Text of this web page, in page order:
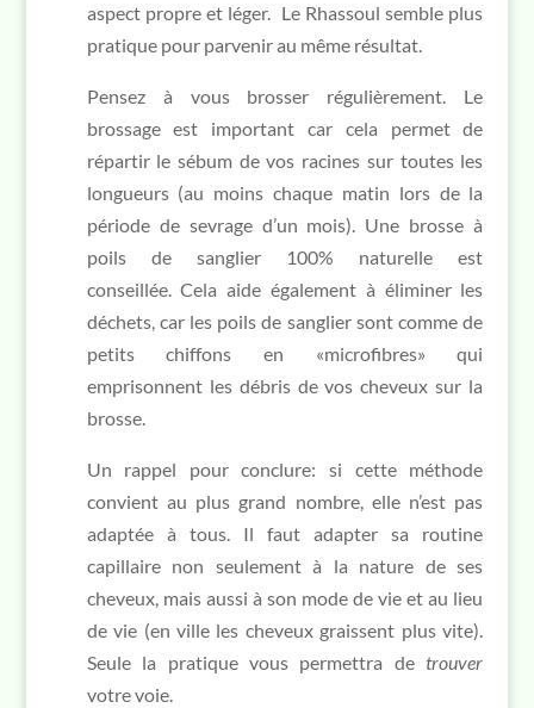
aspect propre et léger. Le Rhassoul semble plus
pratique pour parvenir au même résultat.
Pensez à vous brosser régulièrement. Le
brossage est important car cela permet de
répartir le sébum de vos racines sur toutes les
longueurs (au moins chaque matin lors de la
période de sevrage d’un mois). Une brosse à
poils de sanglier 100% naturelle est
conseillée. Cela aide également à éliminer les
déchets, car les poils de sanglier sont comme de
petits chiffons en «microfibres» qui
emprisonnent les débris de vos cheveux sur la
brosse.
Un rappel pour conclure: si cette méthode
convient au plus grand nombre, elle n’est pas
adaptée à tous. Il faut adapter sa routine
capillaire non seulement à la nature de ses
cheveux, mais aussi à son mode de vie et au lieu
de vie (en ville les cheveux graissent plus vite).
Seule la pratique vous permettra detrouver
votre voie.